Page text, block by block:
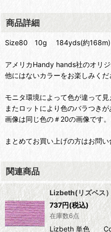
商品詳細
Size80 10g 184yds(約
アメリカHandy hands社のオリジ
他にはないカラーをお楽しみくだ
モニタ環境によって色が違って
またロットにより色のバラつきが
画像は同じ色の＃20の画像です。
まとめてお買い上げの方はお問い
関連商品
Lizbeth(リズベス
737円(税込)
在庫数6点
Lizbeth 単色